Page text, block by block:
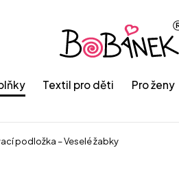
Textil pro děti Pro ženy
podložka – Veselé žabky